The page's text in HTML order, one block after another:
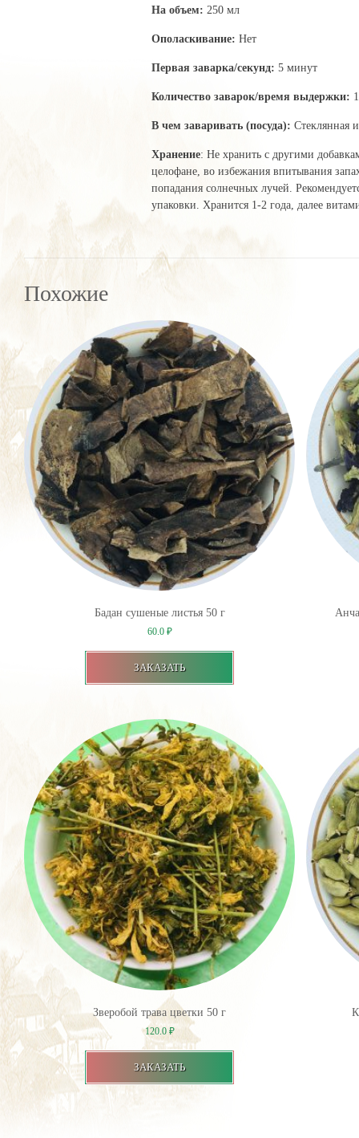
На объем: 250 мл
Ополаскивание: Нет
Первая заварка/секунд: 5 минут
Количество заварок/время выдержки:
В чем заваривать (посуда): Стеклянная
Хранение: Не хранить с другими
целофане, во избежания впитывания
попадания солнечных лучей.
упаковки. Хранится 1-2 года, далее
Похожие
Бадан сушеные листья 50 г
60.0 ₽
ЗАКАЗАТЬ
Зверобой трава цветки 50 г
120.0 ₽
ЗАКАЗАТЬ